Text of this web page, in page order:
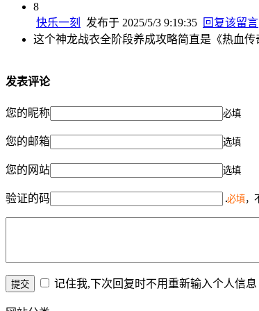
8
快乐一刻
发布于 2025/5/3 9:19:35 回复该留言
这个神龙战衣全阶段养成攻略简直是《热血
发表评论
您的昵称 必填
您的邮箱 选填
您的网站 选填
验证的码 必填，
记住我,下次回复时不用重新输入个人信息